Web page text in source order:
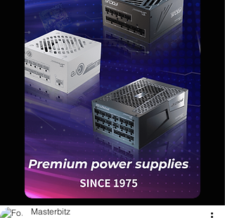
Masterbitz